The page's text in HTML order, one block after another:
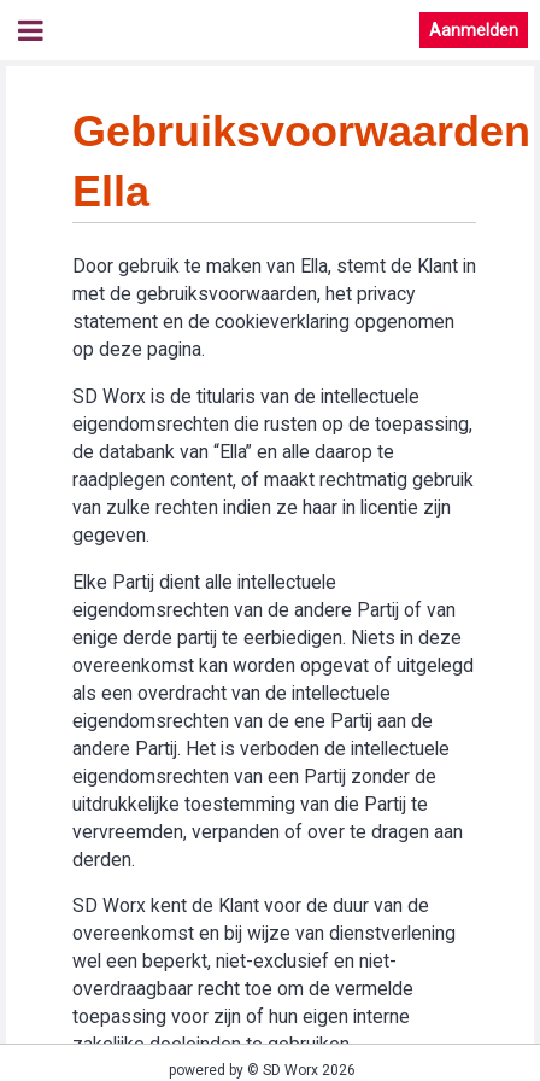
Aanmelden
Gebruiksvoorwaarden
Ella
Door gebruik te maken van Ella, stemt de Klant in
met de gebruiksvoorwaarden, het privacy
statement en de cookieverklaring opgenomen
op deze pagina.
SD Worx is de titularis van de intellectuele
eigendomsrechten die rusten op de toepassing,
de databank van “Ella” en alle daarop te
raadplegen content, of maakt rechtmatig gebruik
van zulke rechten indien ze haar in licentie zijn
gegeven.
Elke Partij dient alle intellectuele
eigendomsrechten van de andere Partij of van
enige derde partij te eerbiedigen. Niets in deze
overeenkomst kan worden opgevat of uitgelegd
als een overdracht van de intellectuele
eigendomsrechten van de ene Partij aan de
andere Partij. Het is verboden de intellectuele
eigendomsrechten van een Partij zonder de
uitdrukkelijke toestemming van die Partij te
vervreemden, verpanden of over te dragen aan
derden.
SD Worx kent de Klant voor de duur van de
overeenkomst en bij wijze van dienstverlening
wel een beperkt, niet-exclusief en niet-
overdraagbaar recht toe om de vermelde
toepassing voor zijn of hun eigen interne
zakelijke doeleinden te gebruiken
(“Gebruiksrecht”).powered by © SD Worx 2026